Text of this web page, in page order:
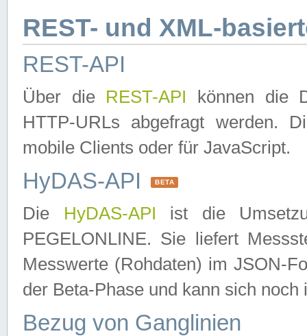
REST- und XML-
REST-API
Über die REST-API können die
HTTP-URLs abgefragt werden.
mobile Clients oder für JavaScript.
HyDAS-API BETA
Die HyDAS-API ist die
PEGELONLINE. Sie liefert
Messwerte (Rohdaten) im JSON-
der Beta-Phase und kann sich noch
Bezug von Ganglinien